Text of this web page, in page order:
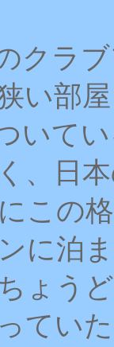
クラ
い部
いて
、日
この
に泊
ょう
てい